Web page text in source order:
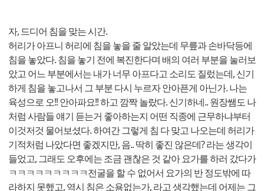
자, 드디어 침을 맞는 시간.
허리가 아프니 허리에 침을 놓을 줄 알았는데 무릎과 손바닥등에
침을 놓았다. 침을 놓기 전에 복진한다며 배의 여러 부분을 눌러보
았고 어느 부분에서는 내가 너무 아프다고 소리도 질렀는데, 신기
하게 침을 놓고나서 그 부분 다시 누르자 안아픈게 아닌가. 나는
육성으로 오!! 안아파요!! 하고 깜짝 놀랐다. 신기하네.. 원장쌤도 나
처럼 사람들 얘기 듣는거 좋아하는지 어떤 직종에 근무하냐부터
이것저것 물어보셨다. 하여간 그렇게 침 다 맞고 나오는데 허리가
기적처럼 나았다면 좋겠지만, 음.. 딱히 좋진 않은데? 라는 생각이
들었고, 그래도 오후에는 조금 괜찮은 것 같아 요가를 하러 갔다가
ㅋㅋㅋㅋㅋㅋㅋㅋㅋ전굴을 할 수 없어서 요가의 반 정도밖에 따
라하지 못했고, 역시 침은 소용없는가, 라고 생각했는데 어제는 그